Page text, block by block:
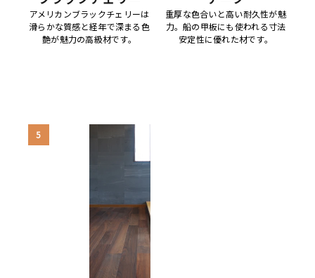
アメリカンブラックチェリーは
滑らかな質感と経年で深まる色
艶が魅力の高級材です。
重厚な色合いと高い耐久性が魅
力。船の甲板にも使われる寸法
安定性に優れた材です。
5